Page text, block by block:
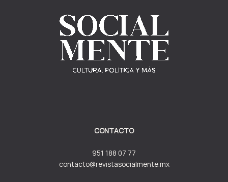
CONTACTO
951 188 07 77
contacto@revistasocialmente.mx